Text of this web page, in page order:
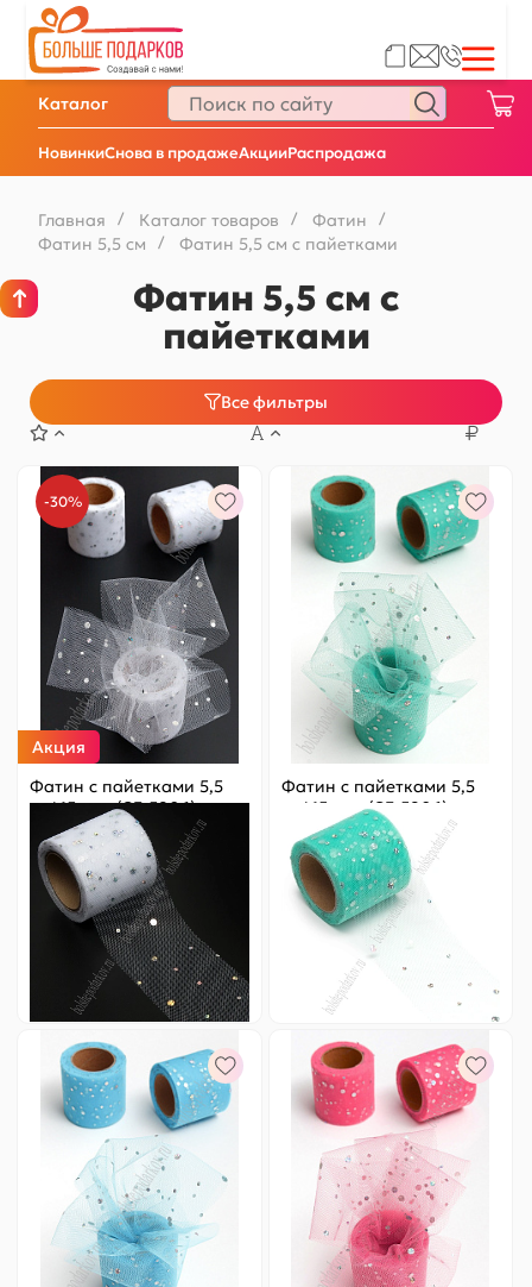
НовинкиСнова в продажеАкцииРаспродажа
Каталог
Главная / Каталог товаров / Фатин /
Фатин 5,5 см / Фатин 5,5 см с пайетками
Фатин 5,5 см с
пайетками
Все фильтры
-30%
Акция
Фатин с пайетками 5,5
см*15 ярд (SF-5806)
белый №2
Цена за ярд:
Артикул: 803-441
95 ₽ Оптовая
+
Фатин с пайетками 5,5
см*15 ярд (SF-5806)
аквамариновый №18
Цена заярд:
Артикул: 803-440
+